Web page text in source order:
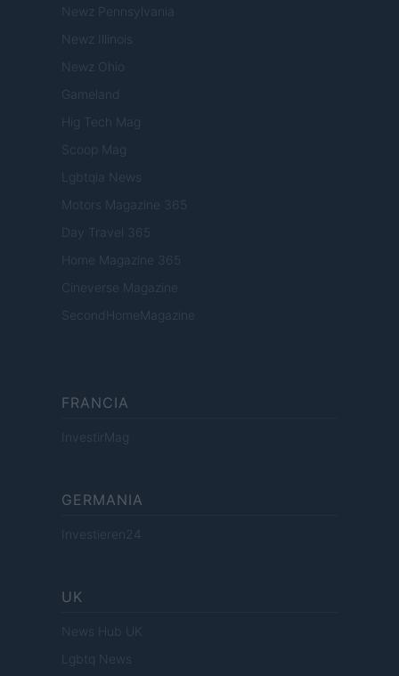
Newz Pennsylvania
Newz Illinois
Newz Ohio
Gameland
Hig Tech Mag
Scoop Mag
Lgbtqia News
Motors Magazine 365
Day Travel 365
Home Magazine 365
Cineverse Magazine
SecondHomeMagazine
FRANCIA
InvestirMag
GERMANIA
Investieren24
UK
News Hub UK
Lgbtq News